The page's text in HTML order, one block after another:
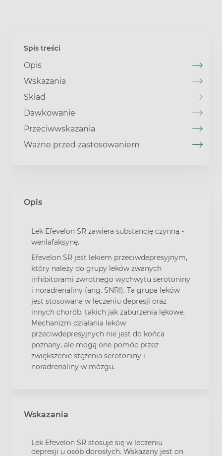
Spis treści
Opis
Wskazania
Skład
Dawkowanie
Przeciwwskazania
Ważne przed zastosowaniem
Opis
Lek Efevelon SR zawiera substancję czynną -
wenlafaksynę.
Efevelon SR jest lekiem przeciwdepresyjnym,
który należy do grupy leków zwanych
inhibitorami zwrotnego wychwytu serotoniny
i noradrenaliny (ang. SNRI). Ta grupa leków
jest stosowana w leczeniu depresji oraz
innych chorób, takich jak zaburzenia lękowe.
Mechanizm działania leków
przeciwdepresyjnych nie jest do końca
poznany, ale mogą one pomóc przez
zwiększenie stężenia serotoniny i
noradrenaliny w mózgu.
Wskazania
Lek Efevelon SR stosuje się w leczeniu
depresji u osób dorosłych. Wskazany jest on